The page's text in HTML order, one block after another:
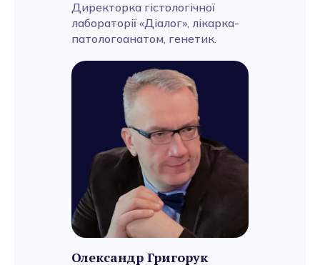
Директорка гістологічної
лабораторії «Діалог», лікарка-
патологоанатом, генетик.
Олександр Григорук